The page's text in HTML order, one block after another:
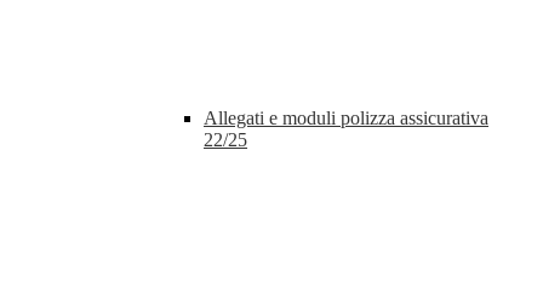
Allegati e moduli polizza assicurativa
22/25